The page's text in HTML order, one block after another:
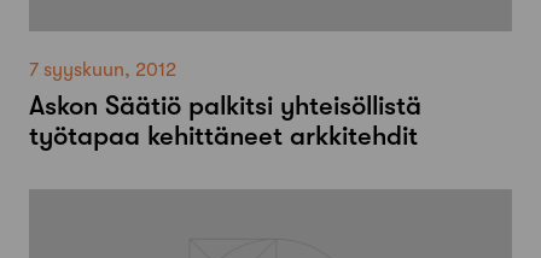
7 syyskuun, 2012
Askon Säätiö palkitsi yhteisöllistä
työtapaa kehittäneet arkkitehdit